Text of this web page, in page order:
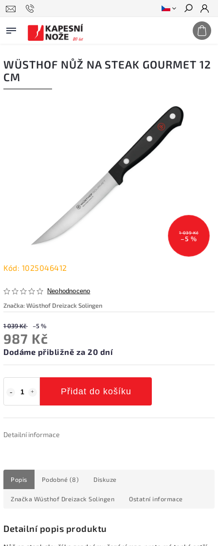
Hledat
WÜSTHOF NŮŽ NA STEAK GOURMET 12
CM
1 039 Kč
–5 %
Kód: 1025046412
Neohodnoceno
Značka:Wüsthof Dreizack Solingen
1 039 Kč –5 %
987 Kč
Dodáme přibližně za 20 dní
Přidat do košíku
Detailní informace
Popis Podobné (8) Diskuze
Značka Wüsthof Dreizack Solingen Ostatní informace
Detailní popis produktu